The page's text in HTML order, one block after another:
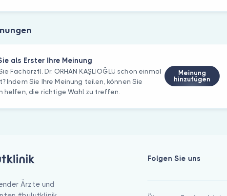
als Erster Ihre Meinung
Fachärztl. Dr. ORHAN KAŞLIOĞLU schon einmal
Indem Sie Ihre Meinung teilen, können Sie
helfen, die richtige Wahl zu treffen.
Meinung
hinzufügen
Ärzte und
Folgen Sie uns